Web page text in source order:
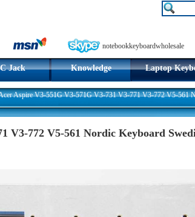
notebookkeyboardwholesale
Jack Knowledge Laptop
Aspire V3-551G V3-571G V3-731 V3-771 V3-772 V5-561
V3-772 V5-561 Nordic Keyboard